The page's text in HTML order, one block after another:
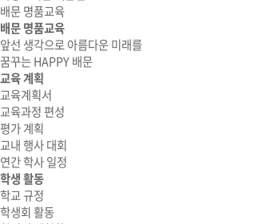
배문 명품교육
배문 명품교육
앞선 생각으로 아름다운 미래를
꿈꾸는 HAPPY 배문
교육 계획
교육계획서
교육과정 편성
평가 계획
교내 행사 대회
연간 학사 일정
학생 활동
학교 규정
학생회 활동